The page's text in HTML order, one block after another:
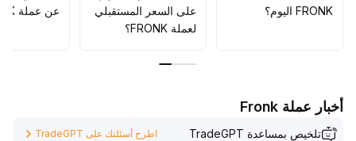
FRONK اليوم؟
على السعر المستقبلي
لعملة FRONK؟
عن عملة FRONK؟
أخبار عملة Fronk
تلخيص بمساعدة TradeGPT اطرح أسئلتك على TradeGPT